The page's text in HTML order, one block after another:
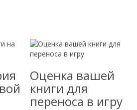
Оценка вашей
книги для
переноса в игру